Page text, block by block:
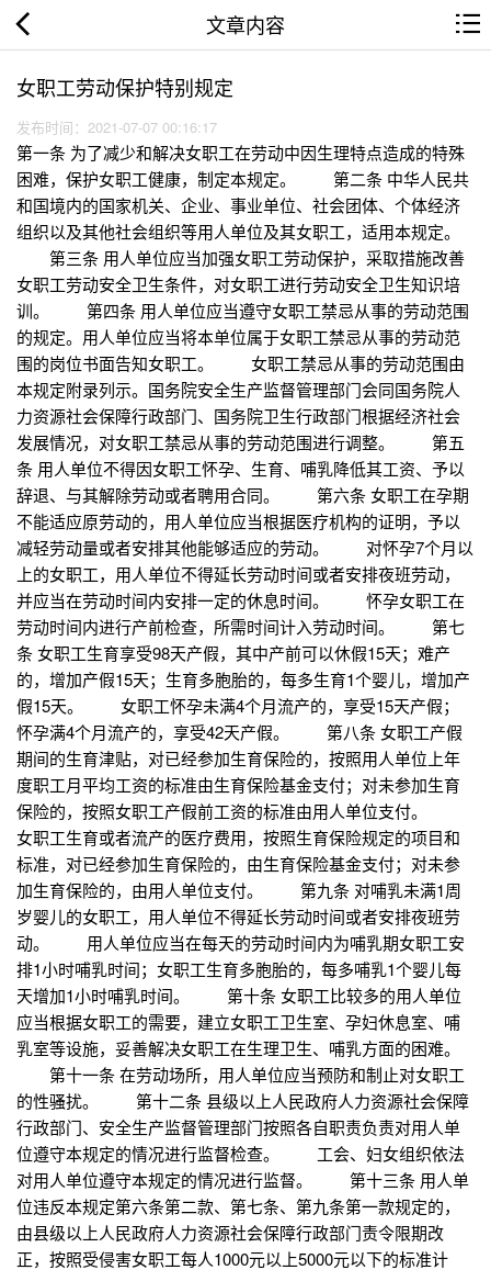
文章内容
女职工劳动保护特别规定
发布时间：2021-07-07 00:16:17
第一条 为了减少和解决女职工在劳动中因生理特点造成的特殊
困难，保护女职工健康，制定本规定。 第二条 中华人民共
和国境内的国家机关、企业、事业单位、社会团体、个体经济
组织以及其他社会组织等用人单位及其女职工，适用本规定。
第三条 用人单位应当加强女职工劳动保护，采取措施改善
女职工劳动安全卫生条件，对女职工进行劳动安全卫生知识培
训。 第四条 用人单位应当遵守女职工禁忌从事的劳动范围
的规定。用人单位应当将本单位属于女职工禁忌从事的劳动范
围的岗位书面告知女职工。 女职工禁忌从事的劳动范围由
本规定附录列示。国务院安全生产监督管理部门会同国务院人
力资源社会保障行政部门、国务院卫生行政部门根据经济社会
发展情况，对女职工禁忌从事的劳动范围进行调整。 第五
条 用人单位不得因女职工怀孕、生育、哺乳降低其工资、予以
辞退、与其解除劳动或者聘用合同。 第六条 女职工在孕期
不能适应原劳动的，用人单位应当根据医疗机构的证明，予以
减轻劳动量或者安排其他能够适应的劳动。 对怀孕7个月以
上的女职工，用人单位不得延长劳动时间或者安排夜班劳动，
并应当在劳动时间内安排一定的休息时间。 怀孕女职工在
劳动时间内进行产前检查，所需时间计入劳动时间。 第七
条 女职工生育享受98天产假，其中产前可以休假15天；难产
的，增加产假15天；生育多胞胎的，每多生育1个婴儿，增加产
假15天。 女职工怀孕未满4个月流产的，享受15天产假；
怀孕满4个月流产的，享受42天产假。 第八条 女职工产假
期间的生育津贴，对已经参加生育保险的，按照用人单位上年
度职工月平均工资的标准由生育保险基金支付；对未参加生育
保险的，按照女职工产假前工资的标准由用人单位支付。
女职工生育或者流产的医疗费用，按照生育保险规定的项目和
标准，对已经参加生育保险的，由生育保险基金支付；对未参
加生育保险的，由用人单位支付。 第九条 对哺乳未满1周
岁婴儿的女职工，用人单位不得延长劳动时间或者安排夜班劳
动。 用人单位应当在每天的劳动时间内为哺乳期女职工安
排1小时哺乳时间；女职工生育多胞胎的，每多哺乳1个婴儿每
天增加1小时哺乳时间。 第十条 女职工比较多的用人单位
应当根据女职工的需要，建立女职工卫生室、孕妇休息室、哺
乳室等设施，妥善解决女职工在生理卫生、哺乳方面的困难。
第十一条 在劳动场所，用人单位应当预防和制止对女职工
的性骚扰。 第十二条 县级以上人民政府人力资源社会保障
行政部门、安全生产监督管理部门按照各自职责负责对用人单
位遵守本规定的情况进行监督检查。 工会、妇女组织依法
对用人单位遵守本规定的情况进行监督。 第十三条 用人单
位违反本规定第六条第二款、第七条、第九条第一款规定的，
由县级以上人民政府人力资源社会保障行政部门责令限期改
正，按照受侵害女职工每人1000元以上5000元以下的标准计